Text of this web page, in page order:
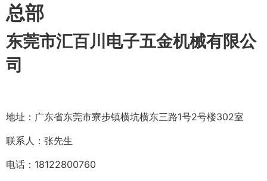
总部
东莞市汇百川电子五金机械有限公
司
地址：广东省东莞市寮步镇横坑横东三路1号2号楼302室
联系人：张先生
电话：18122800760